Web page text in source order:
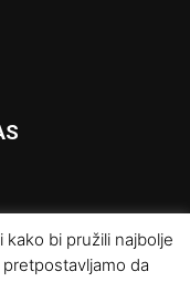
bi pružili najbolje
da